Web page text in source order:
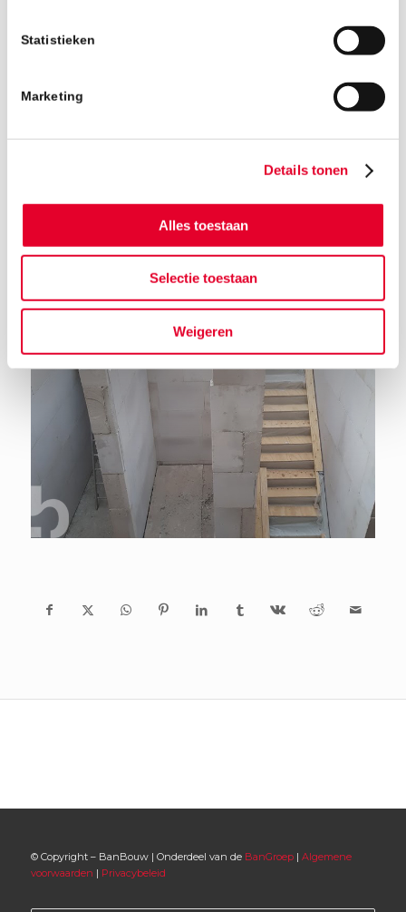
Statistieken
Marketing
Details tonen
Alles toestaan
Selectie toestaan
Weigeren
© Copyright – BanBouw | Onderdeel van de BanGroep| Algemene
voorwaarden | Privacybeleid